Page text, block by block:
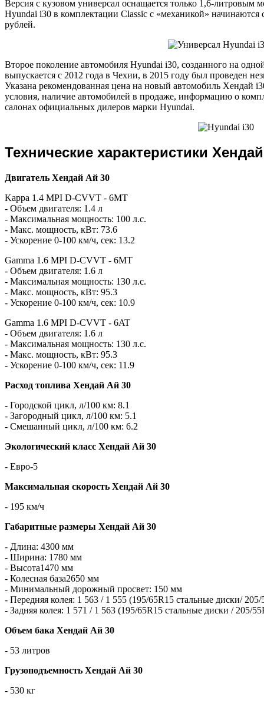
Версия с кузовом универсал оснащается только 1,6-
Hyundai i30 в комплектации Classic с «механикой»
рублей.
Второе поколение автомобиля Hyundai i30, созданного на
выпускается с 2012 года в Чехии, в 2015 году был проведен
Указана рекомендованная цена на новый автомобиль Хендай
условия, наличие автомобилей в продаже, информацию о
салонах официальных дилеров марки Hyundai.
Технические характеристики
Двигатель Хендай Ай 30
Kappa 1.4 MPI D-CVVT - 6MT
- Объем двигателя: 1.4 л
- Максимальная мощность: 100 л.с.
- Макс. мощность, кВт: 73.6
- Ускорение 0-100 км/ч, сек: 13.2
Gamma 1.6 MPI D-CVVT - 6MT
- Объем двигателя: 1.6 л
- Максимальная мощность: 130 л.с.
- Макс. мощность, кВт: 95.3
- Ускорение 0-100 км/ч, сек: 10.9
Gamma 1.6 MPI D-CVVT - 6AT
- Объем двигателя: 1.6 л
- Максимальная мощность: 130 л.с.
- Макс. мощность, кВт: 95.3
- Ускорение 0-100 км/ч, сек: 11.9
Расход топлива Хендай Ай 30
- Городской цикл, л/100 км: 8.1
- Загородный цикл, л/100 км: 5.1
- Смешанный цикл, л/100 км: 6.2
Экологический класс Хендай Ай 30
- Евро-5
Максимальная скорость Хендай Ай 30
- 195 км/ч
Габаритные размеры Хендай Ай 30
- Длина: 4300 мм
- Ширина: 1780 мм
- Высота1470 мм
- Колесная база2650 мм
- Минимальный дорожный просвет: 150 мм
- Передняя колея: 1 563 / 1 555 (195/65R15 стальные диски/ 205/
- Задняя колея: 1 571 / 1 563 (195/65R15 стальные диски / 205/
Объем бака Хендай Ай 30
- 53 литров
Грузоподъемность Хендай Ай 30
- 530 кг